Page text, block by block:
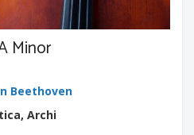
Minor
Beethoven
Archi